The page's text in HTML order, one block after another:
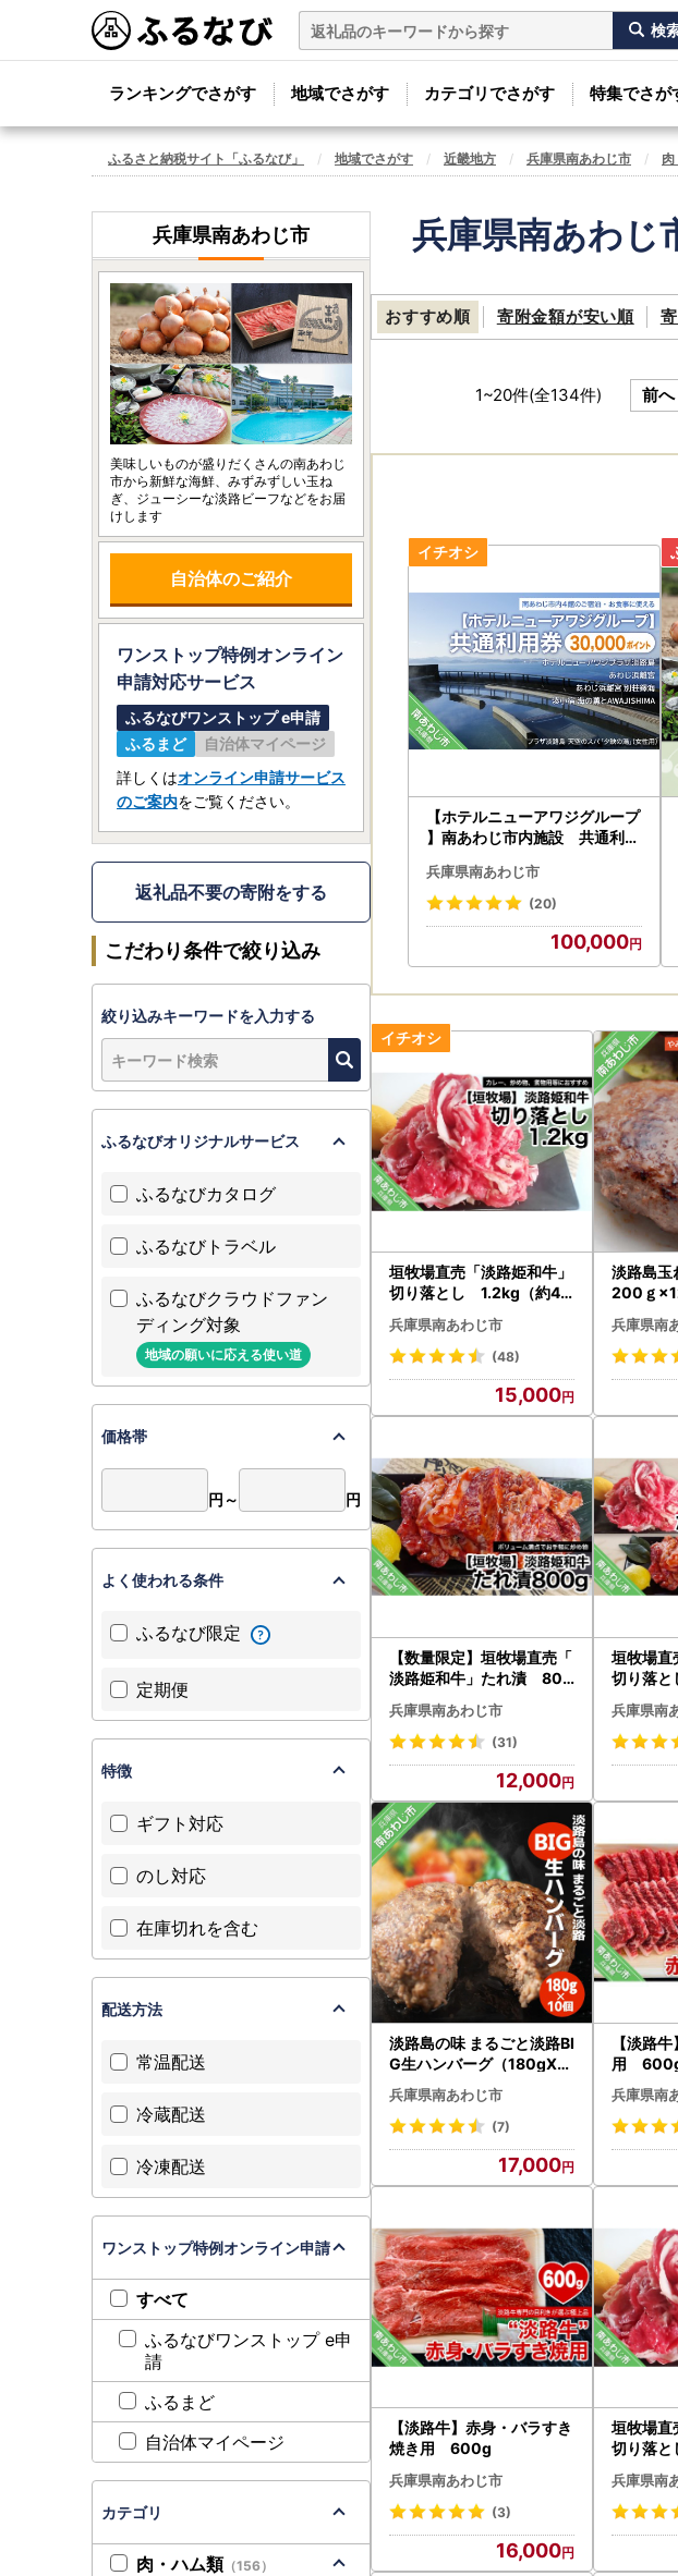
ランキングでさがす 地域でさがす カテゴリでさがす 特集でさが
ふるさと納税サイト「ふるなび」 地域でさがす 近畿地方 兵庫県南あわじ市
兵庫県南あわじ
おすすめ順 寄附金額が安い順
1~20件(全134件) 前へ
【ホテルニューアワジグループ
】南あわじ市内施設 共通利用
兵庫県南あわじ市
(20)
100,000
垣牧場直売「淡路姫和牛」
切り落とし 1.2kg（約40
0g×3パック）
兵庫県南あわじ市
(48)
15,000
淡路島玉
200ｇ
兵庫県南
【数量限定】垣牧場直売「
淡路姫和牛」たれ漬 800
g（400g×2パック）
兵庫県南あわじ市
(31)
12,000
垣牧場直
切り落と
ト 800g
兵庫県南
淡路島の味 まるごと淡路BI
G生ハンバーグ（180gX1
0個）
兵庫県南あわじ市
(7)
17,000
【淡路
用
兵庫県南
【淡路牛】赤身・バラすき
焼き用 600g
兵庫県南あわじ市
(3)
16,000
垣牧場直
切り落
兵庫県南
兵庫県南あわじ市
美味しいものが盛りだくさんの南あわじ
市から新鮮な海鮮、みずみずしい玉ね
ぎ、ジューシーな淡路ビーフなどをお届
けします
自治体のご紹介
ワンストップ特例オンライン
申請対応サービス
ふるなびワンストップ e申請
ふるまど
自治体マイページ
詳しくはオンライン申請サービス
のご案内をご覧ください。
返礼品不要の寄附をする
こだわり条件で絞り込み
絞り込みキーワードを入力する
ふるなびオリジナルサービス
ふるなびカタログ
ふるなびトラベル
ふるなびクラウドファン
ディング対象
地域の願いに応える使い道
価格帯
円～ 円
よく使われる条件
ふるなび限定
定期便
特徴
ギフト対応
のし対応
在庫切れを含む
配送方法
常温配送
冷蔵配送
冷凍配送
ワンストップ特例オンライン申請
すべて
ふるなびワンストップ e申
請
ふるまど
自治体マイページ
カテゴリ
肉・ハム類 （156）